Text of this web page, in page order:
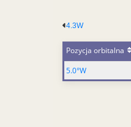
4.3W
Pozycja orbitalna
5.0°W